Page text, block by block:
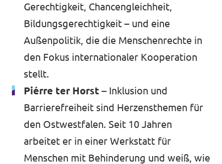
Gerechtigkeit, Chancengleichheit,
Bildungsgerechtigkeit – und eine
Außenpolitik, die die Menschenrechte in
den Fokus internationaler Kooperation
stellt.
Piérre ter Horst – Inklusion und
Barrierefreiheit sind Herzensthemen für
den Ostwestfalen. Seit 10 Jahren
arbeitet er in einer Werkstatt für
Menschen mit Behinderung und weiß, wie